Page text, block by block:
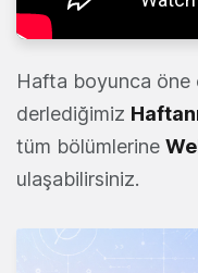
Hafta boyunca öne
derlediğimiz
tüm bölümlerine
ulaşabilirsiniz.